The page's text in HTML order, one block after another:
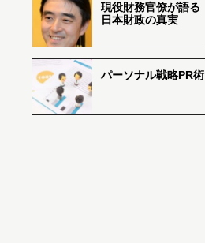
現役財務官僚が語る
日本財政の真実
パーソナル戦略PR術